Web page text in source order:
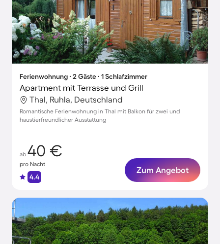
Ferienwohnung ∙ 2 Gäste ∙ 1 Schlafzimmer
Apartment mit Terrasse und Grill
Thal, Ruhla, Deutschland
Romantische Ferienwohnung in Thal mit Balkon für zwei und
haustierfreundlicher Ausstattung
ab 40 €
pro Nacht
4.4
Zum Angebot